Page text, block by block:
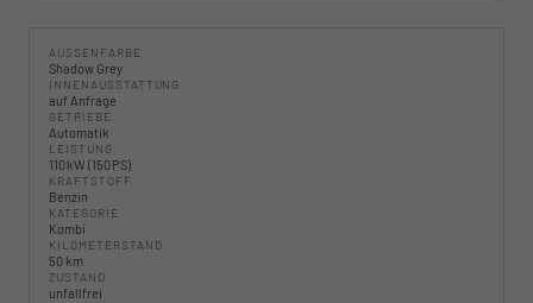
AUSSENFARBE
Shadow Grey
INNENAUSSTATTUNG
auf Anfrage
GETRIEBE
Automatik
LEISTUNG
110 kW (150 PS)
KRAFTSTOFF
Benzin
KATEGORIE
Kombi
KILOMETERSTAND
50 km
ZUSTAND
unfallfrei